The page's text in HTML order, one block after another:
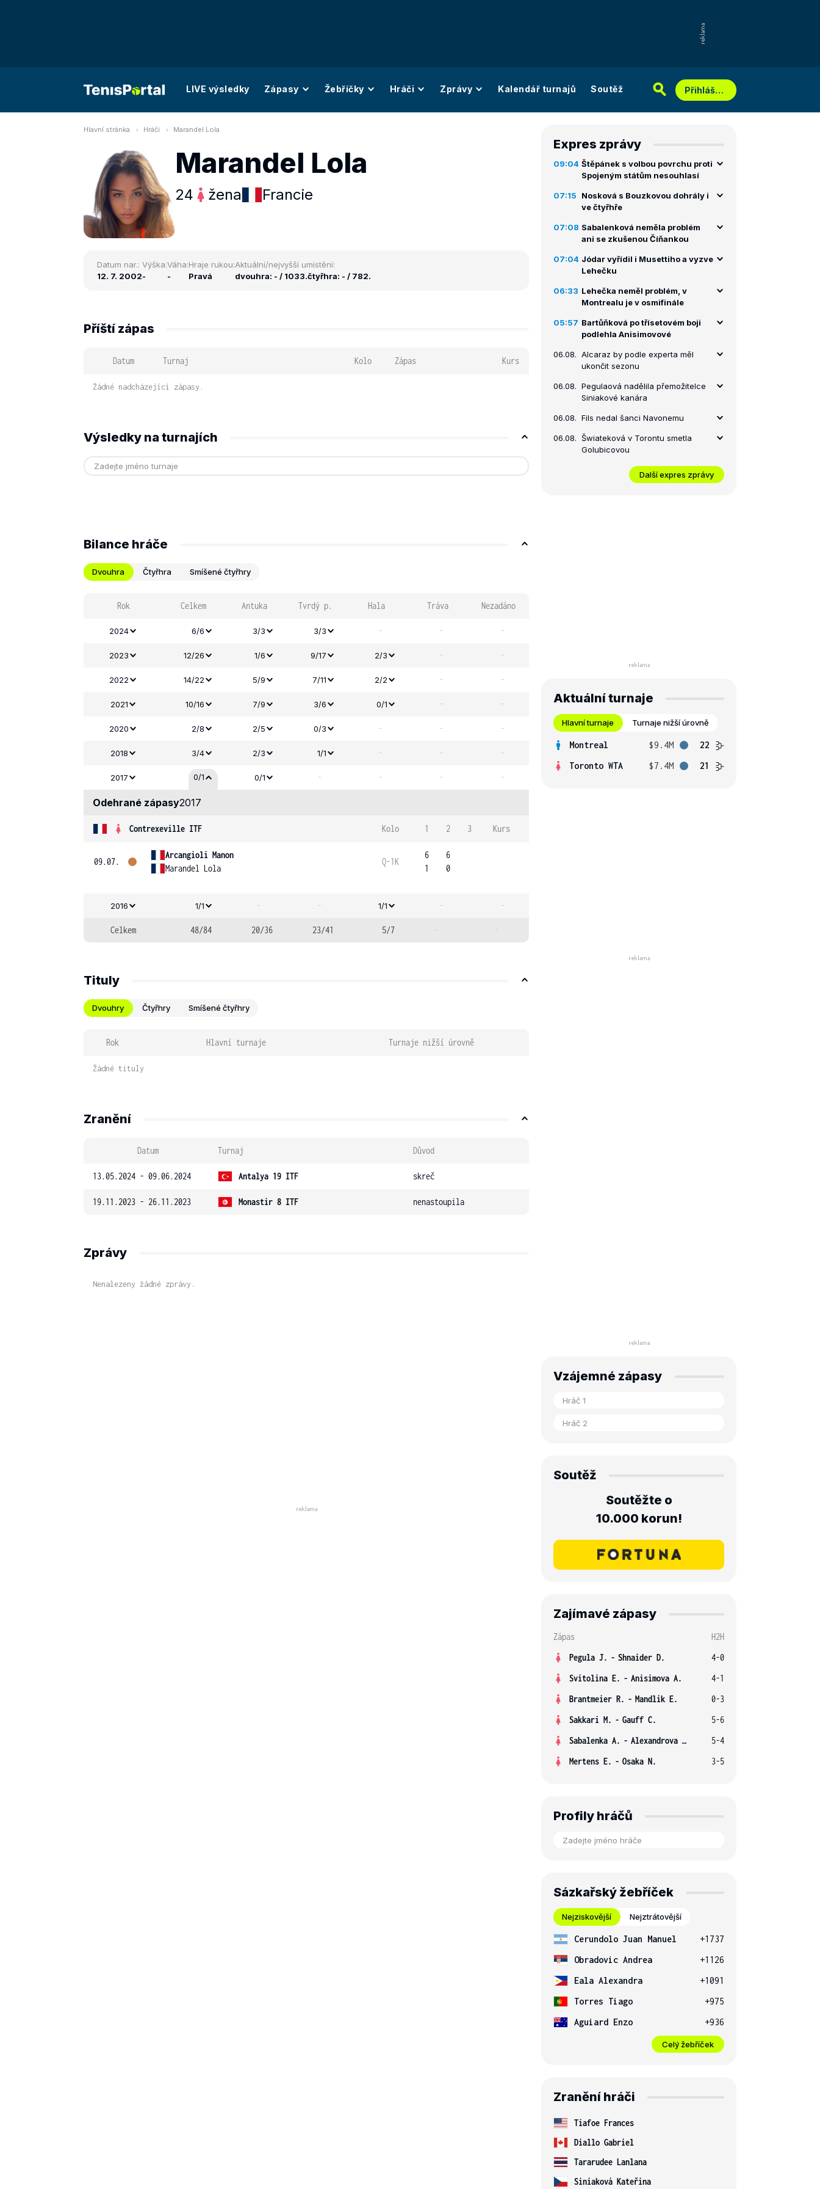
LIVE výsledky Zápasy Žebříčky Hráči Zprávy Kalendář turnajů Soutěž Přihlášení
Hlavní stránka Hráči Marandel Lola
Marandel Lola
24 žena Francie
Datum nar.:
12. 7. 2002
Výška:
-
Váha:
-
Hraje rukou:
Pravá
Aktuální/nejvyšší umístění:
dvouhra: - / 1033.čtyřhra: - / 782.
Příští zápas
Datum Turnaj Kolo Zápas Kurs
Žádné nadcházející zápasy.
Výsledky na turnajích
Bilance hráče
Dvouhra Čtyřhra Smíšené čtyřhry
Rok Celkem Antuka Tvrdý p. Hala Tráva Nezadáno
2024 6/6 3/3 3/3 - - -
2023 12/26 1/6 9/17 2/3 - -
2022 14/22 5/9 7/11 2/2 - -
2021 10/16 7/9 3/6 0/1 - -
2020 2/8 2/5 0/3 - - -
2018 3/4 2/3 1/1 - - -
2017 0/1 0/1 - - - -
Odehrané zápasy2017
Contrexeville ITF Kolo 1 2 3 Kurs
09.07.
Arcangioli Manon
Marandel Lola
Q-1K
6
1
6
0
2016 1/1 - - 1/1 - -
Celkem 48/84 20/36 23/41 5/7 - -
Tituly
Dvouhry Čtyřhry Smíšené čtyřhry
Rok Hlavní turnaje Turnaje nižší úrovně
Žádné tituly
Zranění
Datum Turnaj Důvod
13.05.2024 - 09.06.2024 Antalya 19 ITF skreč
19.11.2023 - 26.11.2023 Monastir 8 ITF nenastoupila
Zprávy
Nenalezeny žádné zprávy.
Expres zprávy
09:04 Štěpánek s volbou povrchu proti
Spojeným státům nesouhlasí
07:15
Nosková s Bouzkovou dohrály i
ve čtyřhře
07:08 Sabalenková neměla problém
ani se zkušenou Číňankou
07:04 Jódar vyřídil i Musettiho a vyzve
Lehečku
06:33 Lehečka neměl problém, v
Montrealu je v osmifinále
05:57 Bartůňková po třísetovém boji
podlehla Anisimovové
06.08. Alcaraz by podle experta měl
ukončit sezonu
06.08. Pegulaová nadělila přemožitelce
Siniakové kanára
06.08. Fils nedal šanci Navonemu
06.08. Šwiateková v Torontu smetla
Golubicovou
Další expres zprávy
Aktuální turnaje
Hlavní turnaje Turnaje nižší úrovně
Montreal $9.4M
22
Toronto WTA
$7.4M 21
Vzájemné zápasy
Soutěž
Soutěžte o
10.000 korun!
Zajímavé zápasy
Zápas
H2H
Pegula J. - Shnaider D.
4-0
Svitolina E. - Anisimova A.
4-1
Brantmeier R. - Mandlik E.
0-3
Sakkari M. - Gauff C.
5-6
Sabalenka A. - Alexandrova E.
5-4
Mertens E. - Osaka N. 3-5
Profily hráčů
Sázkařský žebříček
Nejziskovější Nejztrátovější
Cerundolo Juan Manuel
+1737
Obradovic Andrea
+1126
Eala Alexandra
+1091
Torres Tiago
+975
Aguiard Enzo
+936
Celý žebříček
Zranění hráči
Tiafoe Frances
Diallo Gabriel
Tararudee Lanlana
Siniaková Kateřina